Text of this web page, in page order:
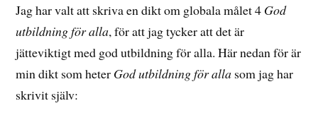
Jag har valt att skriva en dikt om globala målet 4 God
utbildning för alla, för att jag tycker att det är
jätteviktigt med god utbildning för alla. Här nedan för är
min dikt som heter God utbildning för alla som jag har
skrivit själv: